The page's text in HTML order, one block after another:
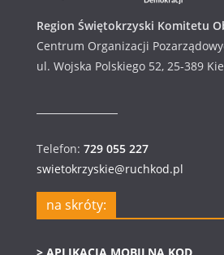
Region Świętokrzyski Komitetu
Centrum Organizacji
ul. Wojska Polskiego 52, 25-389
Telefon: 729 055 227
swietokrzyskie@ruchkod.pl
na skróty: